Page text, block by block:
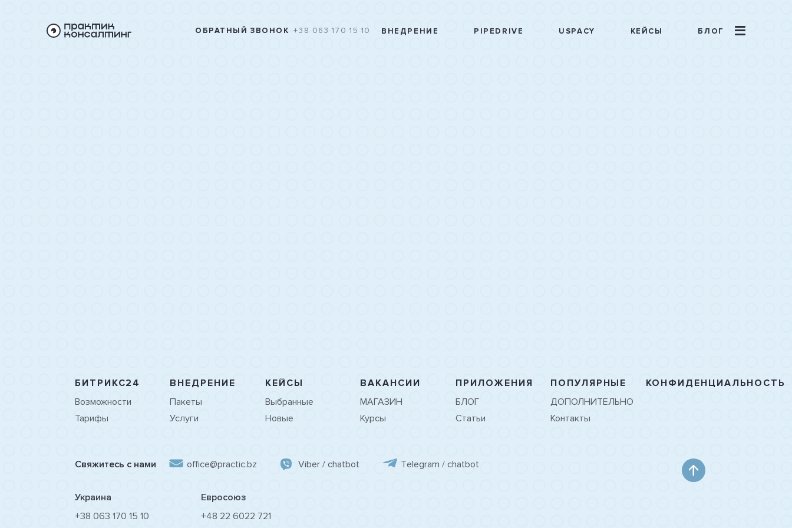
ОБРАТНЫЙ ЗВОНОК +38 063 170 15 10 ВНЕДРЕНИЕ PIPEDRIVE USPACY КЕЙСЫ БЛОГ
БИТРИКС24
Возможности
Тарифы
ВНЕДРЕНИЕ
Пакеты
Услуги
КЕЙСЫ
Выбранные
Новые
ВАКАНСИИ
МАГАЗИН
Курсы
ПРИЛОЖЕНИЯ
БЛОГ
Статьи
ПОПУЛЯРНЫЕ
ДОПОЛНИТЕЛЬНО
Контакты
КОНФИДЕНЦИАЛЬНОСТЬ
Свяжитесь с нами office@practic.bz Viber / chatbot Tеlegram / chatbot
Украина
+38 063 170 15 10
Евросоюз
+48 22 6022 721